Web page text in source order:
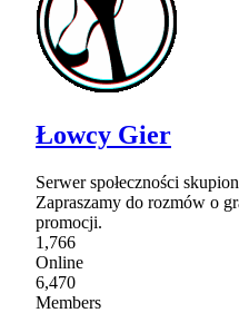
Łowcy Gier
Serwer społeczności
Zapraszamy do rozmów o
promocji.
1,766
Online
6,470
Members